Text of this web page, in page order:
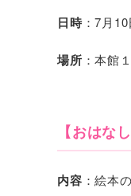
日時：7月
場所 ：本館
【おはな
内容 ：絵本